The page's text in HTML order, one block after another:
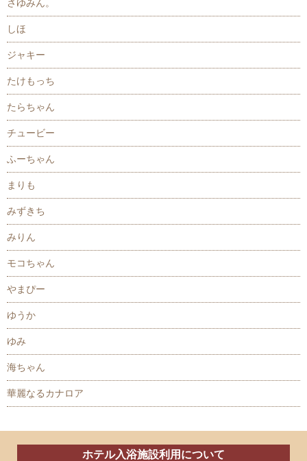
さゆみん。
しほ
ジャキー
たけもっち
たらちゃん
チュービー
ふーちゃん
まりも
みずきち
みりん
モコちゃん
やまぴー
ゆうか
ゆみ
海ちゃん
華麗なるカナロア
ホテル入浴施設利用について